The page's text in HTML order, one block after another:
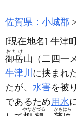
佐賀県：小城郡
[現在地名] 牛津
御岳
おたけ
山 （二四一
牛津川 に挟まれ
たが、 水害を被
であるため用水
やなぎづる かもはら